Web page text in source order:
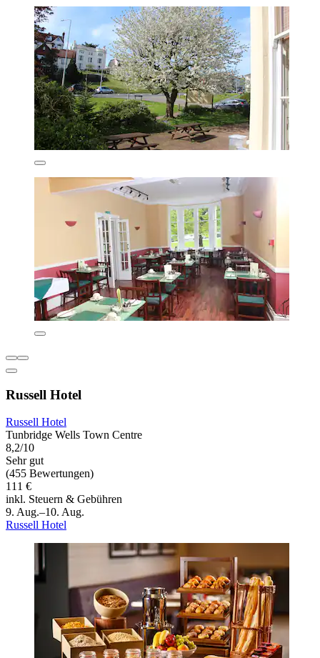
Russell Hotel
Russell Hotel
Tunbridge Wells Town Centre
8,2/10
Sehr gut
(455 Bewertungen)
111 €
inkl. Steuern & Gebühren
9. Aug.–10. Aug.
Russell Hotel